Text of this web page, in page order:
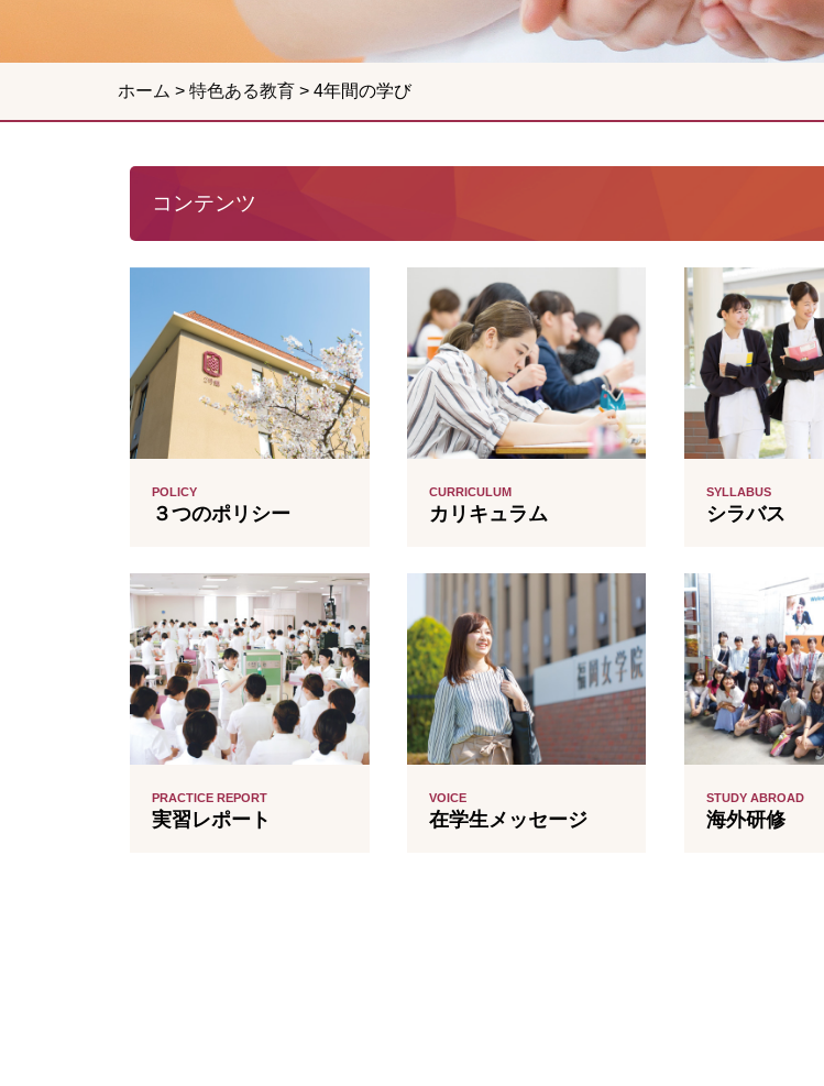
ホーム > 特色ある教育 > 4年間の学び
コンテンツ
POLICY
３つのポリシー
CURRICULUM
カリキュラム
SYLLABUS
シラバス
PRACTICE REPORT
実習レポート
VOICE
在学生メッセージ
STUDY ABROAD
海外研修